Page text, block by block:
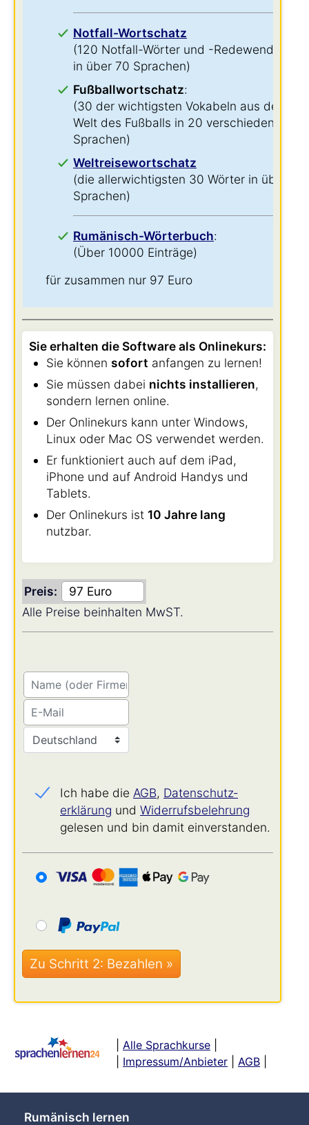
Notfall-Wortschatz
(120 Notfall-Wörter und -Redewendungen
in über 70 Sprachen)
Fußballwortschatz:
(30 der wichtigsten Vokabeln aus der
Welt des Fußballs in 20 verschiedenen
Sprachen)
Weltreisewortschatz
(die allerwichtigsten 30 Wörter in über 60
Sprachen)
Rumänisch-Wörterbuch:
(Über 10000 Einträge)
für zusammen nur 97 Euro
Sie erhalten die Software als Onlinekurs:
Sie können sofort anfangen zu lernen!
Sie müssen dabei nichts installieren,
sondern lernen online.
Der Onlinekurs kann unter Windows,
Linux oder Mac OS verwendet werden.
Er funktioniert auch auf dem iPad,
iPhone und auf Android Handys und
Tablets.
Der Onlinekurs ist 10 Jahre lang
nutzbar.
Preis:
Alle Preise beinhalten MwST.
Ich habe die AGB, Datenschutz­
erklärung und Widerrufs­belehrung
gelesen und bin damit einverstanden.
Alle Sprachkurse
Impressum/Anbieter AGB
Rumänisch lernen